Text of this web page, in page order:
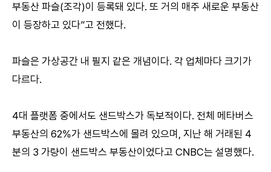
부동산 파슬(조각)이 등록돼 있다. 또 거의 매주 새로운 부동산
이 등장하고 있다”고 전했다.
파슬은 가상공간 내 필지 같은 개념이다. 각 업체마다 크기가
다르다.
4대 플랫폼 중에서도 샌드박스가 독보적이다. 전체 메타버스
부동산의 62%가 샌드박스에 몰려 있으며, 지난 해 거래된 4
분의 3 가량이 샌드박스 부동산이었다고 CNBC는 설명했다.